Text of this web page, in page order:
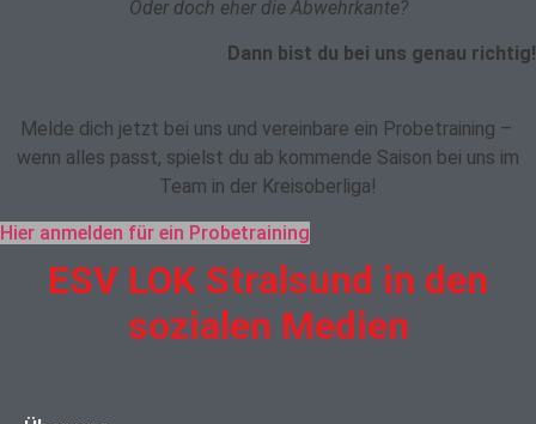
Oder doch eher die Abwehrkante?
Dann bist du bei uns genau richtig!
Melde dich jetzt bei uns und vereinbare ein Probetraining –
wenn alles passt, spielst du ab kommende Saison bei uns im
Team in der Kreisoberliga!
Hier anmelden für ein Probetraining
ESV LOK Stralsund in den
sozialen Medien